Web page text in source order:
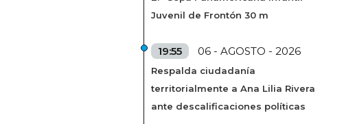
Juvenil de Frontón 30 m
19:55 06 - AGOSTO - 2026
Respalda ciudadanía
territorialmente a Ana Lilia Rivera
ante descalificaciones políticas